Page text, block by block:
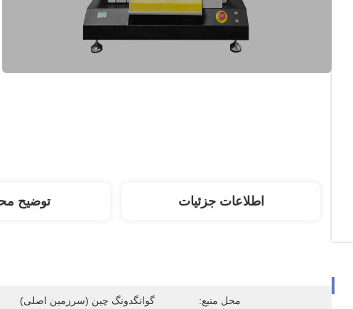
اطلاعات جزئیات توضیح
محل منبع: گوانگدونگ چین (سرزمین اصلی)